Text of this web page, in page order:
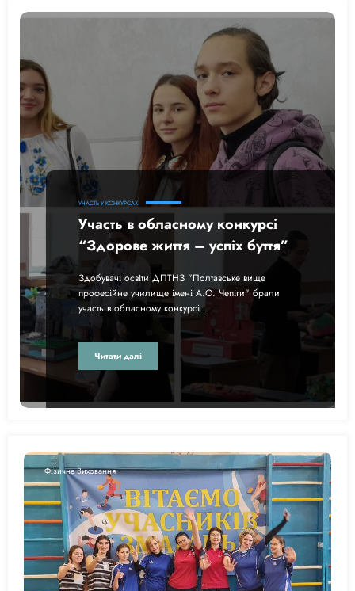
УЧАСТЬ У КОНКУРСАХ
Участь в обласному конкурсі
“Здорове життя – успіх буття”
Здобувачі освіти ДПТНЗ "Полтавське вище
професійне училище імені А.О. Чепіги" брали
участь в обласному конкурсі…
Читати далі
Фізичне Виховання